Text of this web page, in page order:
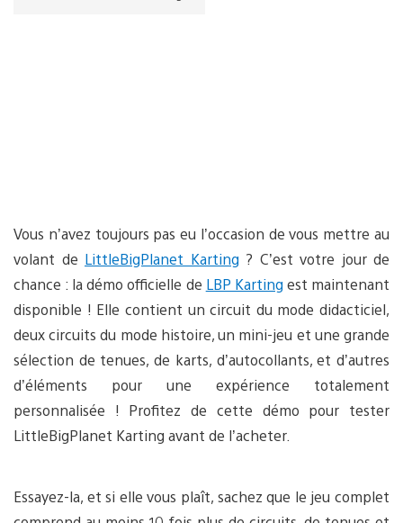
Vous n’avez toujours pas eu l’occasion de vous mettre au
volant de LittleBigPlanet Karting ? C’est votre jour de
chance : la démo officielle de LBP Karting est maintenant
disponible ! Elle contient un circuit du mode didacticiel,
deux circuits du mode histoire, un mini-jeu et une grande
sélection de tenues, de karts, d’autocollants, et d’autres
d’éléments pour une expérience totalement
personnalisée ! Profitez de cette démo pour tester
LittleBigPlanet Karting avant de l’acheter.
Essayez-la, et si elle vous plaît, sachez que le jeu complet